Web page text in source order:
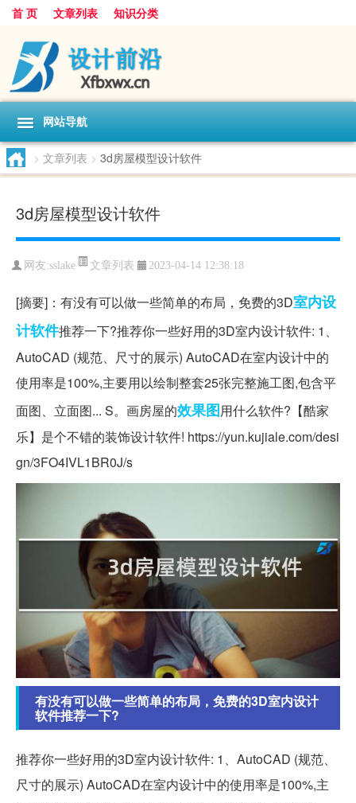
首 页 文章列表 知识分类
网站导航
> 文章列表 > 3d房屋模型设计软件
3d房屋模型设计软件
网友:sslake 文章列表 2023-04-14 12:38:18
[摘要]：有没有可以做一些简单的布局，免费的3D室内设
计软件推荐一下?推荐你一些好用的3D室内设计软件: 1、
AutoCAD (规范、尺寸的展示) AutoCAD在室内设计中的
使用率是100%,主要用以绘制整套25张完整施工图,包含平
面图、立面图... S。画房屋的效果图用什么软件?【酷家
乐】是个不错的装饰设计软件! https://yun.kujiale.com/desi
gn/3FO4IVL1BR0J/s
有没有可以做一些简单的布局，免费的3D室内设计
软件推荐一下?
推荐你一些好用的3D室内设计软件: 1、AutoCAD (规范、
尺寸的展示) AutoCAD在室内设计中的使用率是100%,主